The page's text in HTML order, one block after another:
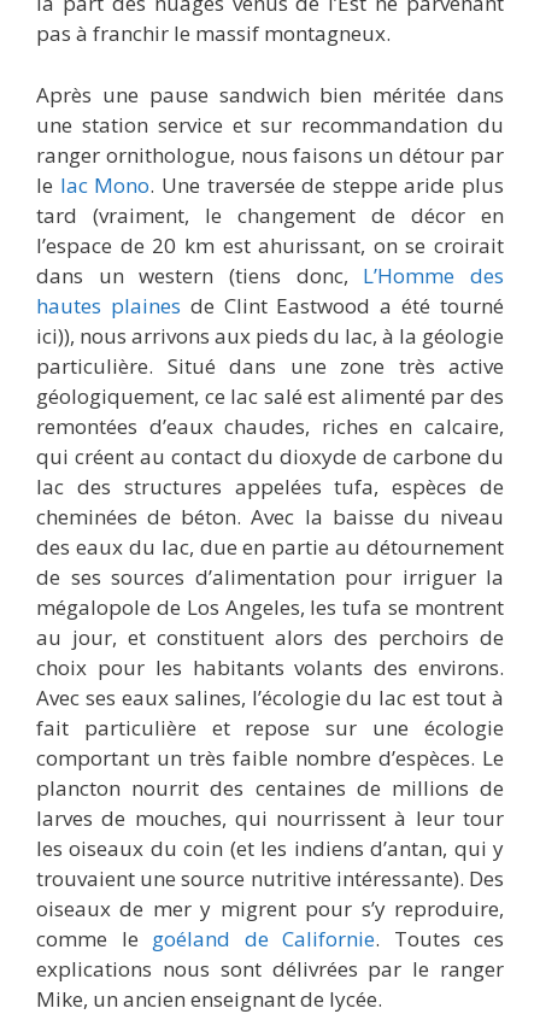
pas à franchir le massif montagneux.
Après une pause sandwich bien méritée dans
une station service et sur recommandation du
ranger ornithologue, nous faisons un détour par
le lac Mono. Une traversée de steppe aride plus
tard (vraiment, le changement de décor en
l’espace de 20 km est ahurissant, on se croirait
dans un western (tiens donc, L’Homme des
hautes plaines de Clint Eastwood a été tourné
ici)), nous arrivons aux pieds du lac, à la géologie
particulière. Situé dans une zone très active
géologiquement, ce lac salé est alimenté par des
remontées d’eaux chaudes, riches en calcaire,
qui créent au contact du dioxyde de carbone du
lac des structures appelées tufa, espèces de
cheminées de béton. Avec la baisse du niveau
des eaux du lac, due en partie au détournement
de ses sources d’alimentation pour irriguer la
mégalopole de Los Angeles, les tufa se montrent
au jour, et constituent alors des perchoirs de
choix pour les habitants volants des environs.
Avec ses eaux salines, l’écologie du lac est tout à
fait particulière et repose sur une écologie
comportant un très faible nombre d’espèces. Le
plancton nourrit des centaines de millions de
larves de mouches, qui nourrissent à leur tour
les oiseaux du coin (et les indiens d’antan, qui y
trouvaient une source nutritive intéressante). Des
oiseaux de mer y migrent pour s’y reproduire,
comme le goéland de Californie. Toutes ces
explications nous sont délivrées par le ranger
Mike, un ancien enseignant de lycée.